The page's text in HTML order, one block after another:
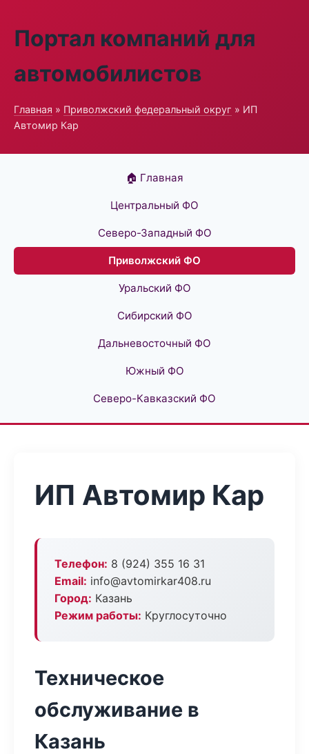
Портал компаний для
автомобилистов
Главная » Приволжский федеральный округ » ИП
Автомир Кар
🏠 Главная
Центральный ФО
Северо-Западный ФО
Приволжский ФО
Уральский ФО
Сибирский ФО
Дальневосточный ФО
Южный ФО
Северо-Кавказский ФО
ИП Автомир Кар
Телефон: 8 (924) 355 16 31
Email: info@avtomirkar408.ru
Город: Казань
Режим работы: Круглосуточно
Техническое
обслуживание в
Казань